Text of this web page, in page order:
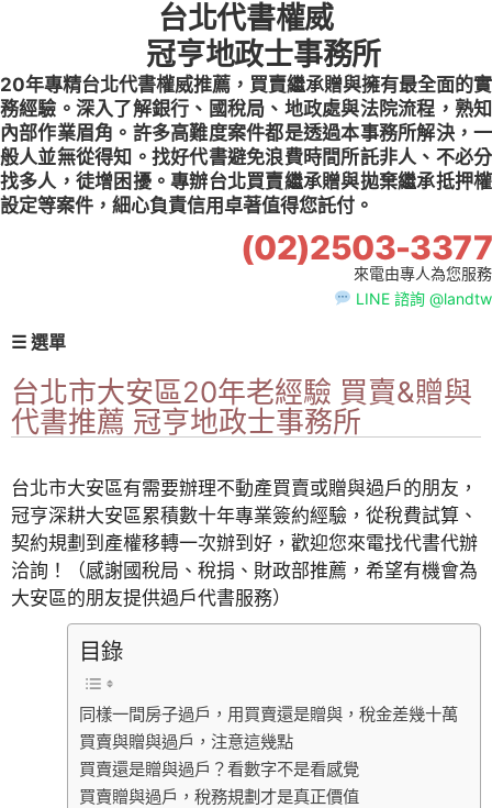
台北代書權威
冠亨地政士事務所
20年專精台北代書權威推薦，買賣繼承贈與擁有最全面的實
務經驗。深入了解銀行、國稅局、地政處與法院流程，熟知
內部作業眉角。許多高難度案件都是透過本事務所解決，一
般人並無從得知。找好代書避免浪費時間所託非人、不必分
找多人，徒增困擾。專辦台北買賣繼承贈與拋棄繼承抵押權
設定等案件，細心負責信用卓著值得您託付。
(02)2503-3377
來電由專人為您服務
LINE 諮詢 @landtw
☰ 選單
台北市大安區20年老經驗 買賣&贈與
代書推薦 冠亨地政士事務所
台北市大安區有需要辦理不動產買賣或贈與過戶的朋友，
冠亨深耕大安區累積數十年專業簽約經驗，從稅費試算、
契約規劃到產權移轉一次辦到好，歡迎您來電找代書代辦
洽詢！（感謝國稅局、稅捐、財政部推薦，希望有機會為
大安區的朋友提供過戶代書服務）
目錄
同樣一間房子過戶，用買賣還是贈與，稅金差幾十萬
買賣與贈與過戶，注意這幾點
買賣還是贈與過戶？看數字不是看感覺
買賣贈與過戶，稅務規劃才是真正價值